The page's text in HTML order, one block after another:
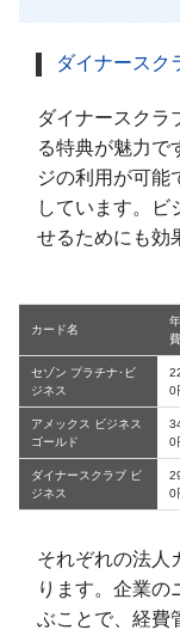
ダイナースク
ダイナースクラ
る特典が魅力で
ジの利用が可能
しています。ビ
せるためにも効
カード名
費
セゾン プラチナ･ビ
ジネス
0
アメックス ビジネス
ゴールド
0
ダイナースクラブ ビ
ジネス
0
それぞれの法人
ります。企業の
ぶことで、経費